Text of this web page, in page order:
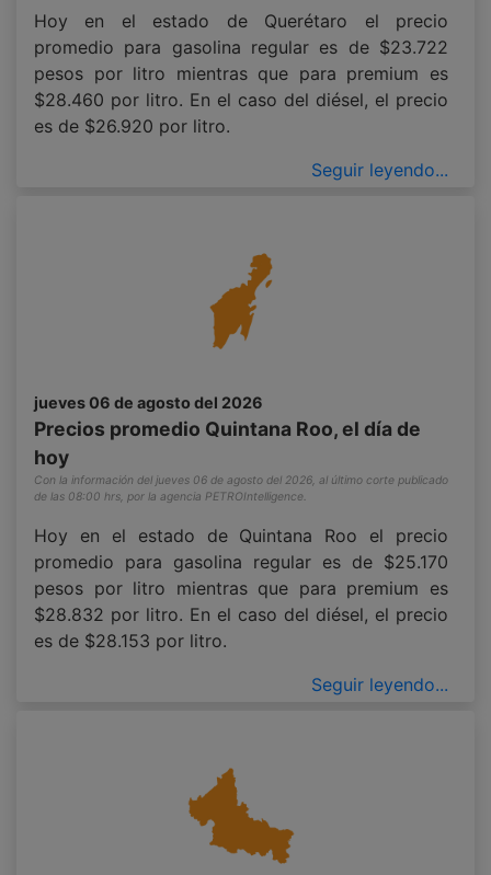
Hoy en el estado de Querétaro el precio
promedio para gasolina regular es de $23.722
pesos por litro mientras que para premium es
$28.460 por litro. En el caso del diésel, el precio
es de $26.920 por litro.
Seguir leyendo...
jueves 06 de agosto del 2026
Precios promedio Quintana Roo, el día de
hoy
Con la información del jueves 06 de agosto del 2026, al último corte publicado
de las 08:00 hrs, por la agencia PETROIntelligence.
Hoy en el estado de Quintana Roo el precio
promedio para gasolina regular es de $25.170
pesos por litro mientras que para premium es
$28.832 por litro. En el caso del diésel, el precio
es de $28.153 por litro.
Seguir leyendo...